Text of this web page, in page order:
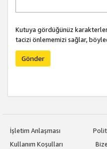
Kutuya gördüğünüz
tacizi önlememizi sağlar,
Gönder
İşletim Anlaşması
Kullanım Koşulları